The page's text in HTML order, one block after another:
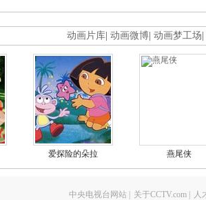
动画片库 动画微博 动画梦工场
爱探险的朵拉 燕尾侠
中央电视台网站 关于CCTV.com 人